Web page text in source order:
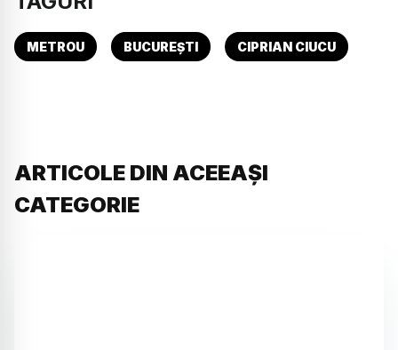
METROU BUCUREȘTI CIPRIAN CIUCU
ARTICOLE DIN ACEEAȘI
CATEGORIE